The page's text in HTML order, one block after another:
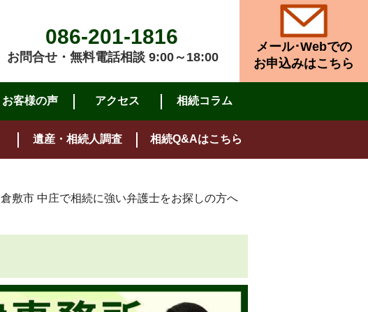
086-201-1816
お問合せ・無料電話相談 9:00～18:00
メール･Webでの
お申込みはこちら
お客様の声 アクセス 相続コラム
遺産・相続人調査 相続Q&Aはこちら
倉敷市 中庄で相続に強い弁護士をお探しの方へ